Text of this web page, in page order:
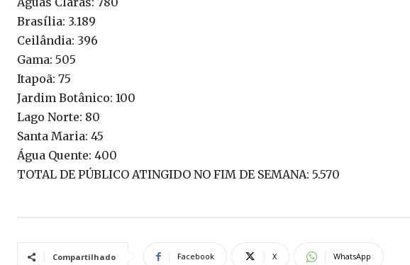
Brasília: 3.189
Ceilândia: 396
Gama: 505
Itapoã: 75
Jardim Botânico: 100
Lago Norte: 80
Santa Maria: 45
Água Quente: 400
TOTAL DE PÚBLICO ATINGIDO NO FIM DE SEMANA: 5.570
Compartilhado Facebook X WhatsApp